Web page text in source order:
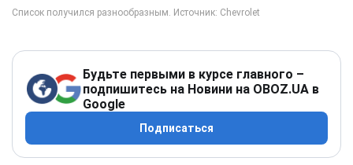
Будьте первыми в курсе главного –
подпишитесь на Новини на OBOZ.UA в
Google
Подписаться